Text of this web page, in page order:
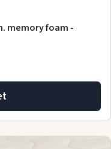
memory foam -